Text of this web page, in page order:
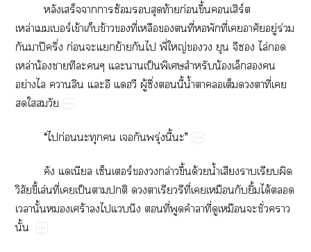
​​​​ซ้​​​ท้​ก่​ึ้​ิร์​
ล่ร์​ข้​​ข้​​ี่​​​​ี่​​​ี่​​​ู่​ร่​
​​ปี​ึ่​ก่​​​ย้​​​ี่​ญ่​​​​​​ไล่​​
ล่​น้​​​​​​​ป็​​​น้​​​​
ย่​​​​​​ู้​ึ่​​ี้​น้ำ​​​​​​ี่​​
​​​
“​​ก่​​​​​​ุ่​ี้​”
​​ร์​​​ล่​ึ้​ด้​น้ำ​​​​​
ิ​ี้​ล่​ี่​​ป็​​​​​​​ี่​​​​ิ้​ได้​​
​ั้​​ร้​​​​​​ี่​​​​ี่​​​​ั่​​
ั้